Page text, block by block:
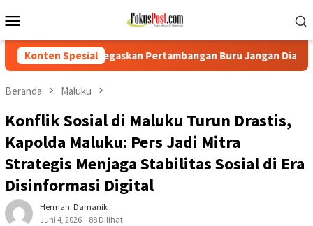
ke
Mobile
Konten Spesial
Pertambangan Buru Jangan Dianaktirikan TNI Mulai
Beranda Maluku
Konflik Sosial di Maluku Turun Drastis,
Kapolda Maluku: Pers Jadi Mitra
Strategis Menjaga Stabilitas Sosial di Era
Disinformasi Digital
Herman. Damanik
Juni 4, 2026
88 Dilihat